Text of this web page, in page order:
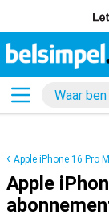
Apple iPhone 16 Pro
Apple